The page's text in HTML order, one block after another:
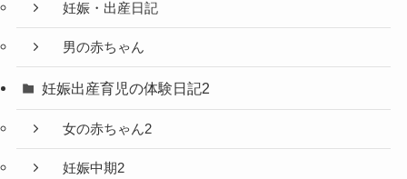
妊娠・出産日記
男の赤ちゃん
妊娠出産育児の体験日記2
女の赤ちゃん2
妊娠中期2